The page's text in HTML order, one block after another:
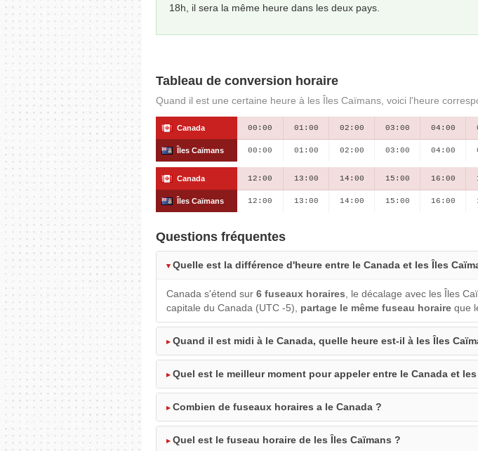
18h, il sera la même heure dans les deux pays.
Tableau de conversion horaire
Quand il est une certaine heure à les Îles Caïmans, voici l'heure
Canada 00:00 01:00 02:00 03:00 04:00
Îles Caïmans 00:00 01:00 02:00 03:00 04:00
Canada 12:00 13:00 14:00 15:00 16:00
Îles Caïmans 12:00 13:00 14:00 15:00 16:00
Questions fréquentes
Quelle est la différence d'heure entre le Canada et les Îles
Canada s'étend sur 6 fuseaux horaires , le décalage avec les Îles
capitale du Canada (UTC -5), partage le même fuseau horaire que
Quand il est midi à le Canada, quelle heure est-il à les Îles
Quel est le meilleur moment pour appeler entre le Canada et
Combien de fuseaux horaires a le Canada ?
Quel est le fuseau horaire de les Îles Caïmans ?